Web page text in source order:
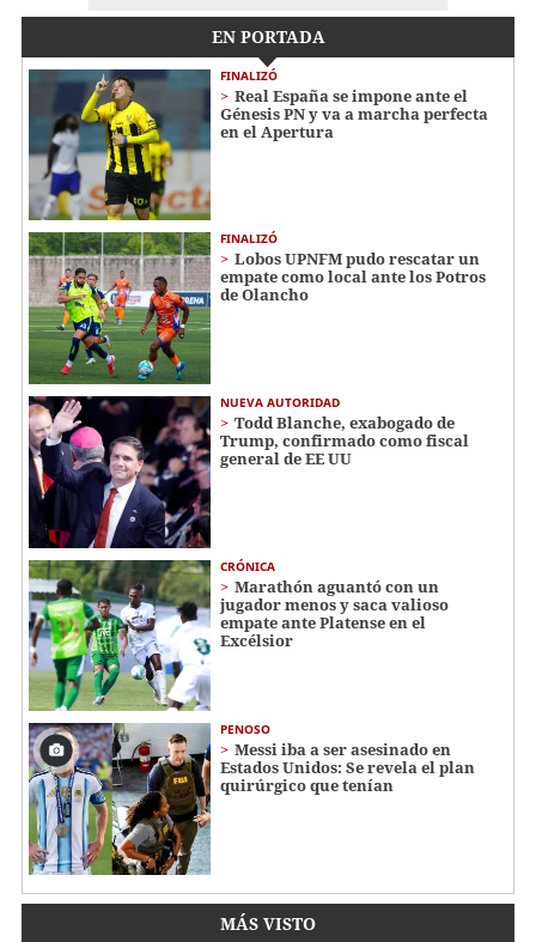
EN PORTADA
FINALIZÓ
Real España se impone ante el
Génesis PN y va a marcha perfecta
en el Apertura
FINALIZÓ
Lobos UPNFM pudo rescatar un
empate como local ante los Potros
de Olancho
NUEVA AUTORIDAD
Todd Blanche, exabogado de
Trump, confirmado como fiscal
general de EE UU
CRÓNICA
Marathón aguantó con un
jugador menos y saca valioso
empate ante Platense en el
Excélsior
PENOSO
Messi iba a ser asesinado en
Estados Unidos: Se revela el plan
quirúrgico que tenían
MÁS VISTO